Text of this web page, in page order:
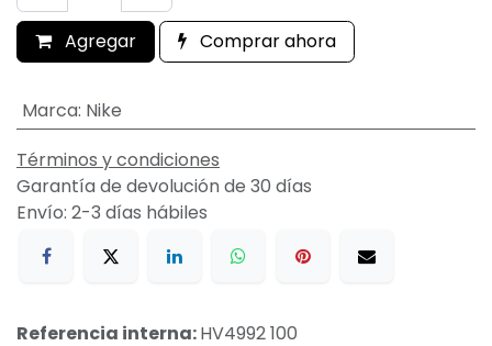
Agregar Comprar ahora
Marca: Nike
Términos y condiciones
Garantía de devolución de 30 días
Envío: 2-3 días hábiles
Referencia interna:HV4992 100